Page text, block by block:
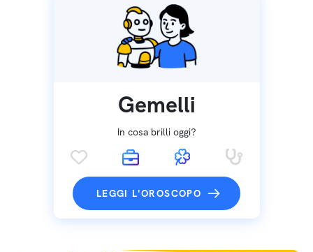
Gemelli
In cosa brilli oggi?
LEGGI L'OROSCOPO